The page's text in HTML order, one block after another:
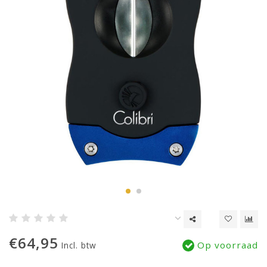
€64,95 Incl. btw Op voorraad